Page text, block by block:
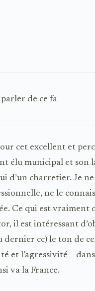
de ce fa
cet excellent et
élu municipal et son
d’un charretier. Je
ne le
Ce qui est vraiment
il est intéressant
cc) le ton de
et l’agressivité –
va la France.